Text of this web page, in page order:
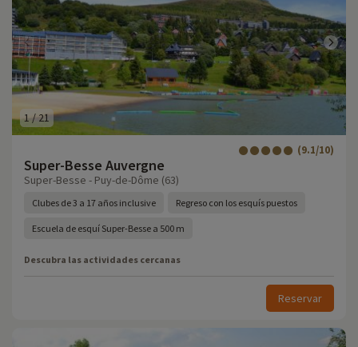
1/21
Super-Besse Auvergne
(9.1/10)
Super-Besse - Puy-de-Dôme (63)
Clubes de 3 a 17 años inclusive Regreso con los esquís puestos
Escuela de esquí Super-Besse a 500 m
Descubra las actividades cercanas
Reservar